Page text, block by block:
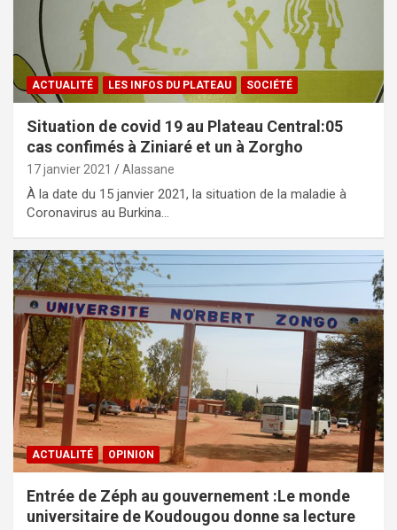
ACTUALITÉ LES INFOS DU PLATEAU SOCIÉTÉ
Situation de covid 19 au Plateau Central:05
cas confimés à Ziniaré et un à Zorgho
17 janvier 2021 Alassane
À la date du 15 janvier 2021, la situation de la maladie à
Coronavirus au Burkina…
ACTUALITÉ OPINION
Entrée de Zéph au gouvernement :Le monde
universitaire de Koudougou donne sa lecture